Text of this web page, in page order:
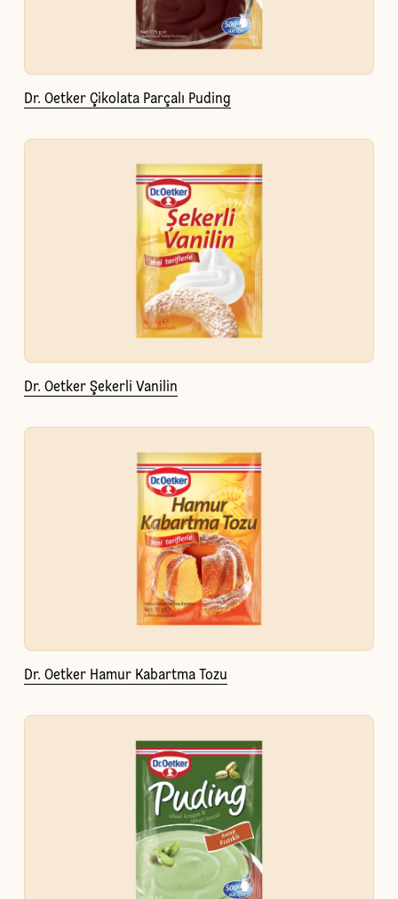
Dr. Oetker Çikolata Parçalı Puding
Dr. Oetker Şekerli Vanilin
Dr. Oetker Hamur Kabartma Tozu